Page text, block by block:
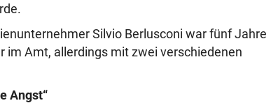
Silvio Berlusconi war fünf Jahre
im Amt, allerdings mit zwei verschiedenen
Angst“